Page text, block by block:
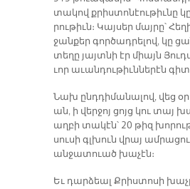
տա­կով քրիս­տո­նէու­թիւ­նը
րու­թիւն։ Կայ­սեր մայ­րը՝
ջան­քեր գոր­ծադ­րե­լով, կը
տե­ղը յայտ­նի էր միայն
ւոր ա­ւան­դու­թիւն­նե­րէն
Նախ ընդ­դի­մա­նա­լով, վեց
ան, ի վեր­ջոյ ցոյց կու տայ
աղ­բի տա­կէն՝ 20 թիզ
սու­սի գլխուն վրայ
ան­ջա­տուած խա­չէն։
Եւ դար­ձեալ Քրիս­տո­սի